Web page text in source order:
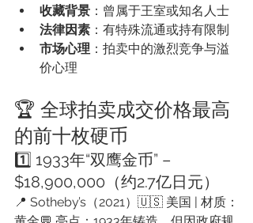
收藏背景 ：曾属于王室或知名人士
法律因素 ：有特殊流通或持有限制
市场心理 ：拍卖中的激烈竞争与溢
价心理
🏆 全球拍卖成交价格最高
的前十枚硬币
1️⃣ 1933年“双鹰金币” –
$18,900,000（约2.7亿日元）
📍 Sotheby’s（2021）🇺🇸 美国 | 材质：